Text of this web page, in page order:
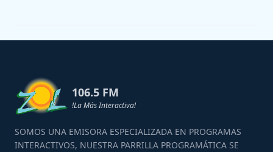
106.5 FM
!La Más Interactiva!
SOMOS UNA EMISORA ESPECIALIZADA EN PROGRAMAS
INTERACTIVOS, NUESTRA PARRILLA PROGRAMÁTICA SE